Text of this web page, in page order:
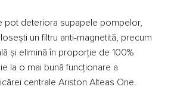
pot deteriora supapele pompelor,
un filtru anti-magnetită, precum
și elimină în proporție de 100%
la o mai bună funcționare a
centrale Ariston Alteas One.